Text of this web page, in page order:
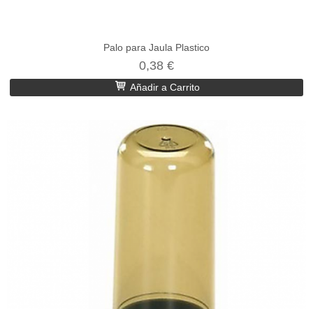
Palo para Jaula Plastico
0,38 €
Añadir a Carrito